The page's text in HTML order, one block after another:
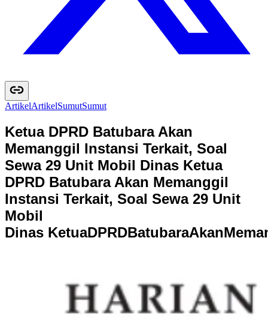
ArtikelArtikelSumutSumut
Ketua DPRD Batubara Akan
Memanggil Instansi Terkait, Soal
Sewa 29 Unit Mobil Dinas Ketua
DPRD Batubara Akan Memanggil
Instansi Terkait, Soal Sewa 29 Unit
Mobil
Dinas KetuaDPRDBatubaraAkanMema